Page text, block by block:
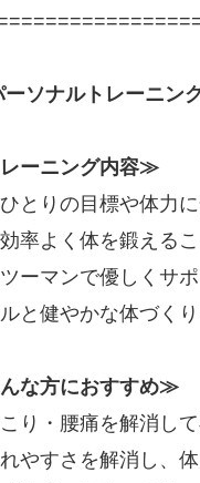
ソナルトレーニン
ーニング内容≫
とりの目標や体力
率よく体を鍛える
ーマンで優しくサ
と健やかな体づくり
な方におすすめ≫
り・腰痛を解消し
やすさを解消し、